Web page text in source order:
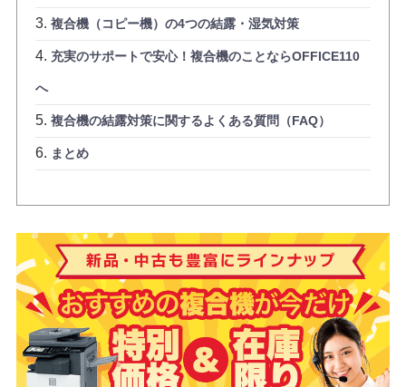
複合機（コピー機）の4つの結露・湿気対策
充実のサポートで安心！複合機のことならOFFICE110
へ
複合機の結露対策に関するよくある質問（FAQ）
まとめ